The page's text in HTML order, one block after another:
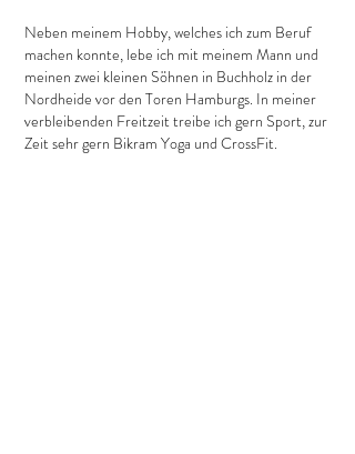
Neben meinem Hobby, welches ich zum Beruf
machen konnte, lebe ich mit meinem Mann und
meinen zwei kleinen Söhnen in Buchholz in der
Nordheide vor den Toren Hamburgs. In meiner
verbleibenden Freitzeit treibe ich gern Sport, zur
Zeit sehr gern Bikram Yoga und CrossFit.